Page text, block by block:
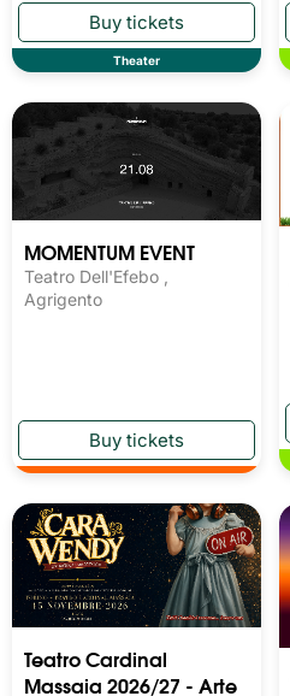
Theater
MOMENTUM EVENT
Teatro Dell'Efebo ,
Agrigento
Teatro Cardinal
Massaia 2026/27 - Arte